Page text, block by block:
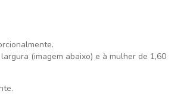
(imagem abaixo) e à mulher de 1,60